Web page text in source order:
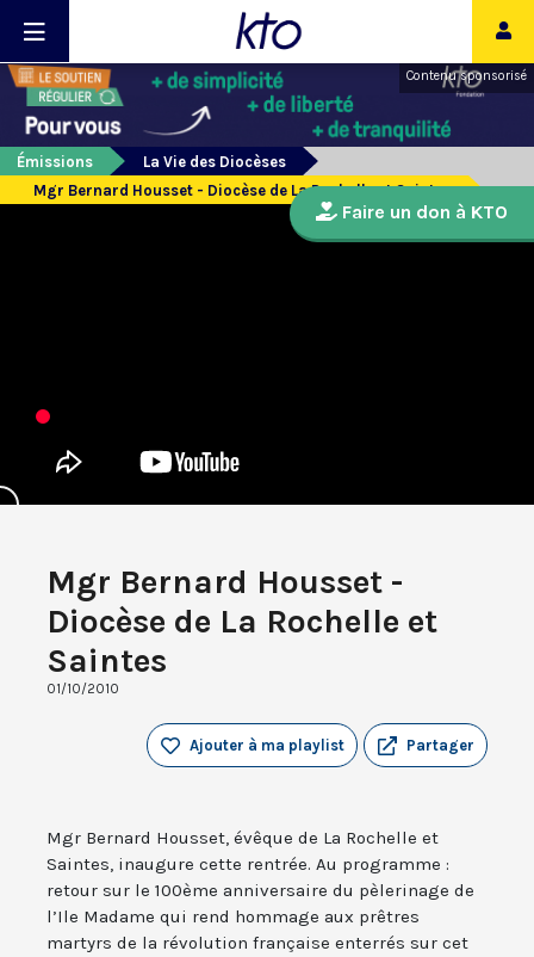
Contenu sponsorisé
Émissions
La Vie des Diocèses
Mgr Bernard Housset - Diocèse de La Rochelle et Saintes
Mgr Bernard Housset -
Diocèse de La Rochelle et
Saintes
01/10/2010
Partager
Ajouter à ma playlist
Mgr Bernard Housset, évêque de La Rochelle et
Saintes, inaugure cette rentrée. Au programme :
retour sur le 100ème anniversaire du pèlerinage de
l’Ile Madame qui rend hommage aux prêtres
martyrs de la révolution française enterrés sur cet
Faire un don à KTO